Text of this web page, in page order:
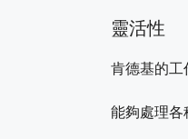
靈活性
肯德基的工
能夠處理各